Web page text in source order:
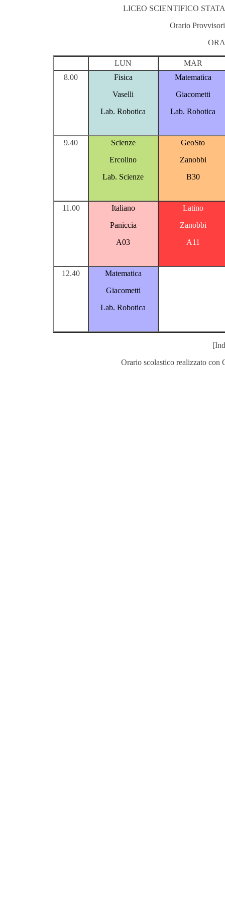
LICEO SCIENTIFICO
Orario
LUN
MAR
8.00
Fisica
Vaselli
Lab. Robotica
Matematica
Giacometti
Lab. Robotica
9.40
Scienze
Ercolino
Lab. Scienze
GeoSto
Zanobbi
B30
11.00
Italiano
Paniccia
A03
Latino
Zanobbi
A11
12.40
Matematica
Giacometti
Lab. Robotica
Orario scolastico realizzato con